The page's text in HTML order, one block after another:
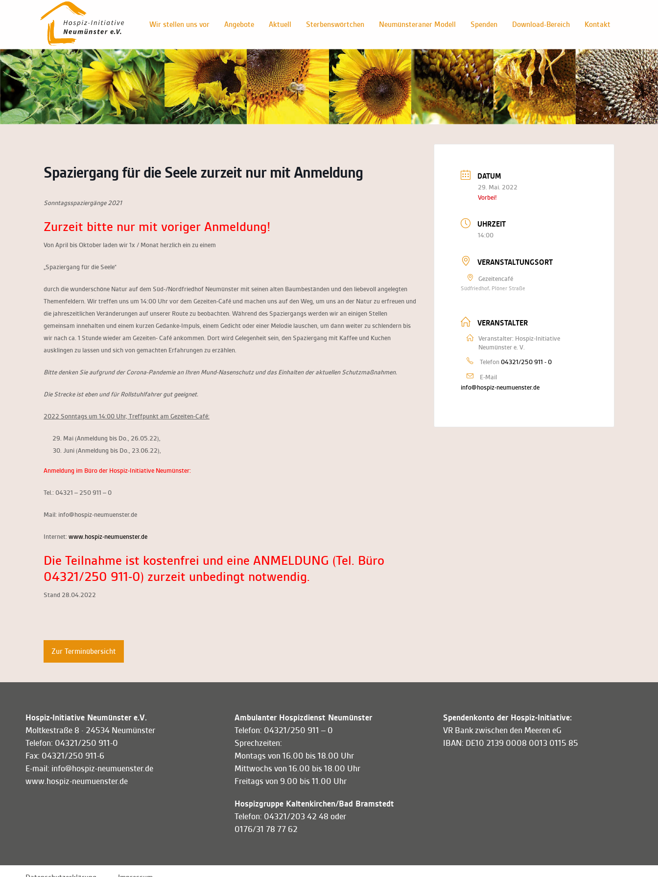
Wir stellen uns vor Angebote Aktuell Sterbenswörtchen Neumünsteraner Modell Spenden Download-Bereich Kontakt
Spaziergang für die Seele zurzeit nur mit Anmeldung
Sonntagsspaziergänge 2021
Zurzeit bitte nur mit voriger Anmeldung!
Von April bis Oktober laden wir 1x / Monat herzlich ein zu einem
„Spaziergang für die Seele“
durch die wunderschöne Natur auf dem Süd-/Nordfriedhof Neumünster mit seinen alten Baumbeständen und den liebevoll angelegten
Themenfeldern. Wir treffen uns um 14:00 Uhr vor dem Gezeiten-Café und machen uns auf den Weg, um uns an der Natur zu erfreuen und
die jahreszeitlichen Veränderungen auf unserer Route zu beobachten. Während des Spaziergangs werden wir an einigen Stellen
gemeinsam innehalten und einem kurzen Gedanke-Impuls, einem Gedicht oder einer Melodie lauschen, um dann weiter zu schlendern bis
wir nach ca. 1 Stunde wieder am Gezeiten- Café ankommen. Dort wird Gelegenheit sein, den Spaziergang mit Kaffee und Kuchen
ausklingen zu lassen und sich von gemachten Erfahrungen zu erzählen.
Bitte denken Sie aufgrund der Corona-Pandemie an Ihren Mund-Nasenschutz und das Einhalten der aktuellen Schutzmaßnahmen.
Die Strecke ist eben und für Rollstuhlfahrer gut geeignet.
2022 Sonntags um 14:00 Uhr, Treffpunkt am Gezeiten-Café:
Mai (Anmeldung bis Do., 26.05.22),
Juni (Anmeldung bis Do., 23.06.22),
Anmeldung im Büro der Hospiz-Initiative Neumünster:
Tel.: 04321 – 250 911 – 0
Mail: info@hospiz-neumuenster.de
Internet: www.hospiz-neumuenster.de
Die Teilnahme ist kostenfrei und eine ANMELDUNG (Tel. Büro
04321/250 911-0) zurzeit unbedingt notwendig.
Stand 28.04.2022
DATUM
29. Mai. 2022
Vorbei!
UHRZEIT
14:00
VERANSTALTUNGSORT
Gezeitencafé
Südfriedhof, Plöner Straße
VERANSTALTER
Veranstalter: Hospiz-Initiative
Neumünster e. V.
Telefon 04321/250 911 - 0
E-Mail
info@hospiz-neumuenster.de
Zur Terminübersicht
Hospiz-Initiative Neumünster e.V.
Moltkestraße 8 · 24534 Neumünster
Telefon: 04321/250 911-0
Fax: 04321/250 911-6
E-mail: info@hospiz-neumuenster.de
www.hospiz-neumuenster.de
Ambulanter Hospizdienst Neumünster
Telefon: 04321/250 911 – 0
Sprechzeiten:
Montags von 16.00 bis 18.00 Uhr
Mittwochs von 16.00 bis 18.00 Uhr
Freitags von 9.00 bis 11.00 Uhr
Hospizgruppe Kaltenkirchen/Bad Bramstedt
Telefon: 04321/203 42 48 oder
0176/31 78 77 62
Spendenkonto der Hospiz-Initiative:
VR Bank zwischen den Meeren eG
IBAN: DE10 2139 0008 0013 0115 85